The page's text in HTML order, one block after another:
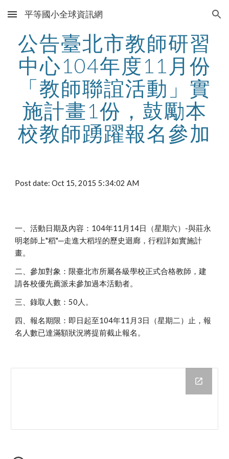
Skip to main content Skip to navigation
平等國小全球資訊網
公告臺北市教師研習
中心104年度11月份
「教師聯誼活動」實
施計畫1份，鼓勵本
校教師踴躍報名參加
Post date: Oct 15, 2015 5:34:02 AM
一、活動日期及內容：104年11月14日（星期六）-與莊永
明老師上"稻"─走進大稻埕的歷史迴廊，行程詳如實施計
畫。
二、參加對象：限臺北市所屬各級學校正式合格教師，建
請各校優先薦派未參加過本活動者。
三、錄取人數：50人。
四、報名期限：即日起至104年11月3日（星期二）止，報
名人數已達滿額狀況將提前截止報名。